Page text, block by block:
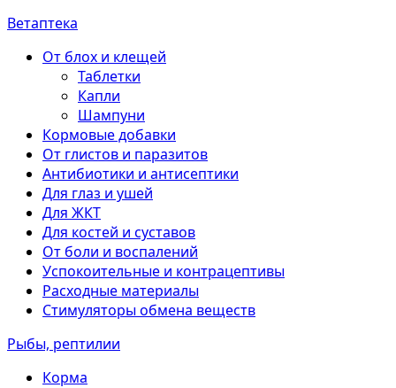
Ветаптека
От блох и клещей
Таблетки
Капли
Шампуни
Кормовые добавки
От глистов и паразитов
Антибиотики и антисептики
Для глаз и ушей
Для ЖКТ
Для костей и суставов
От боли и воспалений
Успокоительные и контрацептивы
Расходные материалы
Стимуляторы обмена веществ
Рыбы, рептилии
Корма